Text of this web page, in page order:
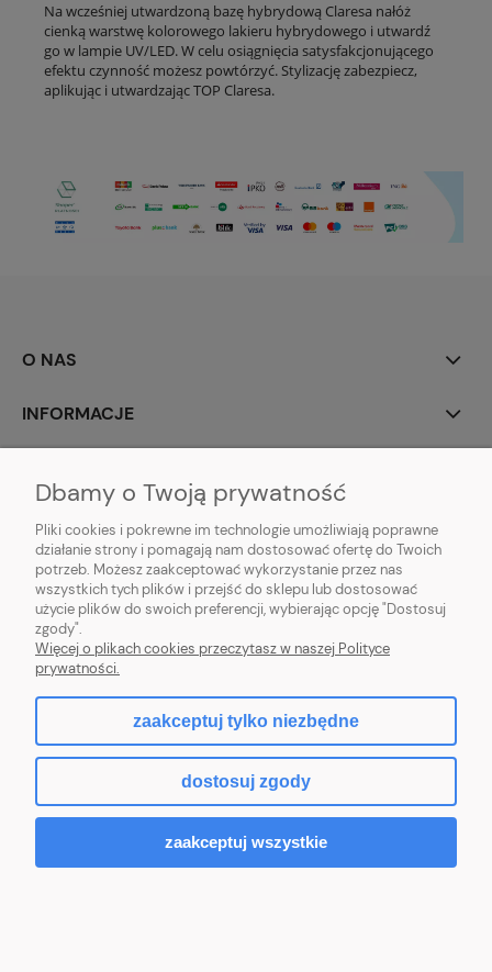
Na wcześniej utwardzoną bazę hybrydową Claresa nałóż
cienką warstwę kolorowego lakieru hybrydowego i utwardź
go w lampie UV/LED. W celu osiągnięcia satysfakcjonującego
efektu czynność możesz powtórzyć. Stylizację zabezpiecz,
aplikując i utwardzając TOP Claresa.
O NAS
INFORMACJE
POMOC
Hurtownia kosmetyczna Zby-Mal | ul. Mościckiego 14; 66-400 Gorzów
Wlkp. | NIP: 5992806699 | Tel.698 35 12 13|zby-mal@wp.pl
Sklep internetowy Shoper.pl
Dbamy o Twoją prywatność
Pliki cookies i pokrewne im technologie umożliwiają poprawne
działanie strony i pomagają nam dostosować ofertę do Twoich
potrzeb. Możesz zaakceptować wykorzystanie przez nas
wszystkich tych plików i przejść do sklepu lub dostosować
użycie plików do swoich preferencji, wybierając opcję "Dostosuj
zgody".
Więcej o plikach cookies przeczytasz w naszej Polityce
prywatności.
zaakceptuj tylko niezbędne
dostosuj zgody
zaakceptuj wszystkie